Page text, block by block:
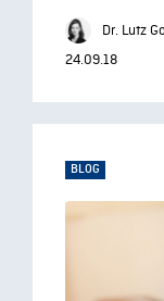
Dr. Lutz
24.09.18
BLOG